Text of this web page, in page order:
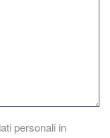
personali in